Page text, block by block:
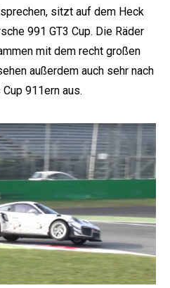
sitzt auf dem Heck
991 GT3 Cup. Die Räder
mit dem recht großen
außerdem auch sehr nach
911ern aus.